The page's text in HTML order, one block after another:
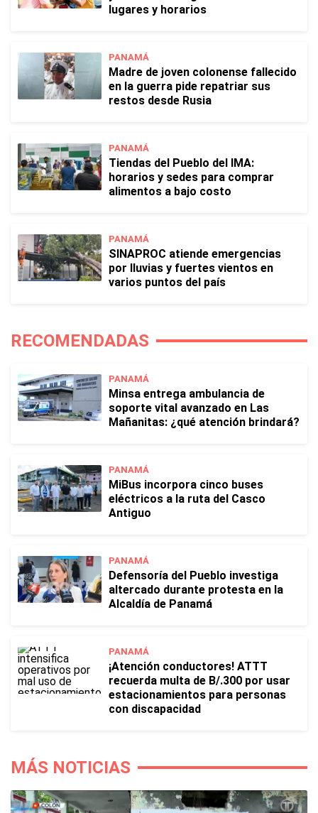
lugares y horarios
PANAMÁ
Madre de joven colonense fallecido
en la guerra pide repatriar sus
restos desde Rusia
PANAMÁ
Tiendas del Pueblo del IMA:
horarios y sedes para comprar
alimentos a bajo costo
PANAMÁ
SINAPROC atiende emergencias
por lluvias y fuertes vientos en
varios puntos del país
RECOMENDADAS
PANAMÁ
Minsa entrega ambulancia de
soporte vital avanzado en Las
Mañanitas: ¿qué atención brindará?
PANAMÁ
MiBus incorpora cinco buses
eléctricos a la ruta del Casco
Antiguo
PANAMÁ
Defensoría del Pueblo investiga
altercado durante protesta en la
Alcaldía de Panamá
PANAMÁ
¡Atención conductores! ATTT
recuerda multa de B/.300 por usar
estacionamientos para personas
con discapacidad
MÁS NOTICIAS